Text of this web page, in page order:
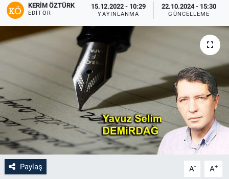
KERIM ÖZTÜRK
EDITÖR
15.12.2022 - 10:29
YAYINLANMA
22.10.2024 - 15:30
GÜNCELLEME
Paylaş A- A+
Haber Arşivi